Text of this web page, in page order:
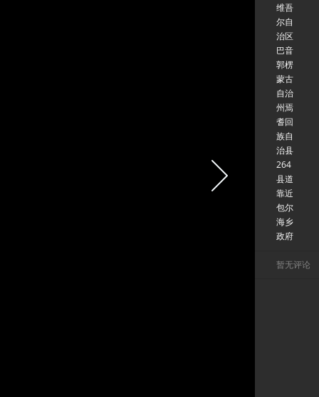
维吾
尔自
治区
巴音
郭楞
蒙古
自治
州焉
耆回
族自
治县
264
县道
靠近
包尔
海乡
政府
暂无评论